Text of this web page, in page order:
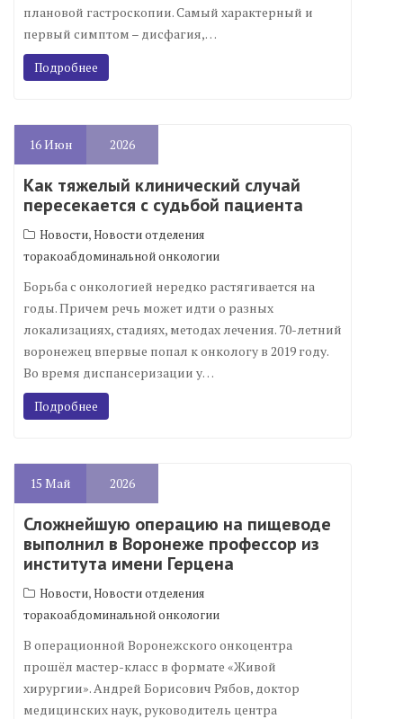
плановой гастроскопии. Самый характерный и
первый симптом – дисфагия,…
Подробнее
16Июн 2026
Как тяжелый клинический случай
пересекается с судьбой пациента
Новости,Новости отделения
торакоабдоминальной онкологии
Борьба с онкологией нередко растягивается на
годы. Причем речь может идти о разных
локализациях, стадиях, методах лечения. 70-летний
воронежец впервые попал к онкологу в 2019 году.
Во время диспансеризации у…
Подробнее
15 Май 2026
Сложнейшую операцию на пищеводе
выполнил в Воронеже профессор из
института имени Герцена
Новости,Новости отделения
торакоабдоминальной онкологии
В операционной Воронежского онкоцентра
прошёл мастер-класс в формате «Живой
хирургии». Андрей Борисович Рябов, доктор
медицинских наук, руководитель центра